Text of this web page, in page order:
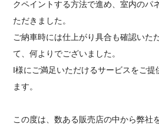
クペイントする方法で進め、室内のパ
ただきました。
ご納車時には仕上がり具合も確認いた
て、何よりでございました。
I様にご満足いただけるサービスをご
ます。
この度は、数ある販売店の中から弊社